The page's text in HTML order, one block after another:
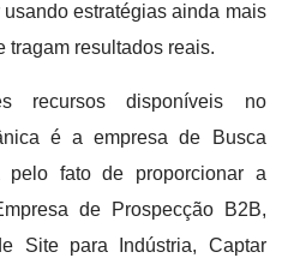
estratégias ainda mais
tragam resultados reais.
recursos disponíveis no
é a empresa de Busca
pelo fato de proporcionar a
de Prospecção B2B,
Site para Indústria, Captar